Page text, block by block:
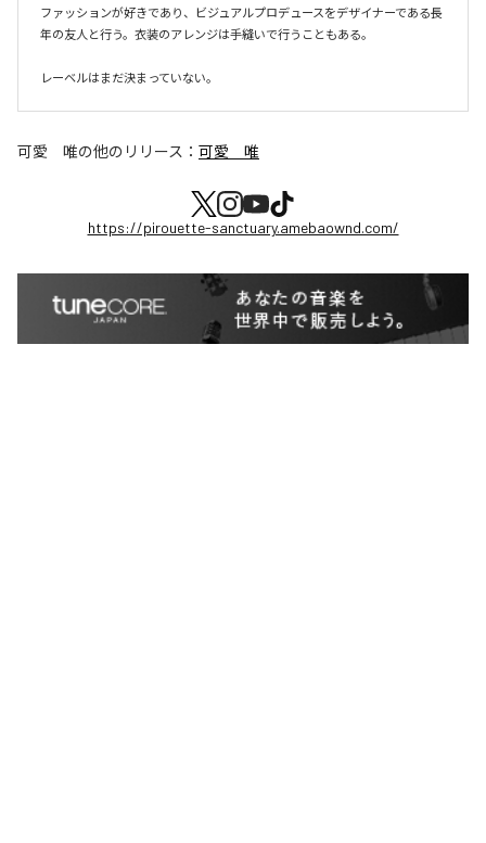
ファッションが好きであり、ビジュアルプロデュースをデザイナーである長
年の友人と行う。衣装のアレンジは手縫いで行うこともある。
レーベルはまだ決まっていない。
可愛 唯の他のリリース： 可愛 唯
https://pirouette-sanctuary.amebaownd.com/